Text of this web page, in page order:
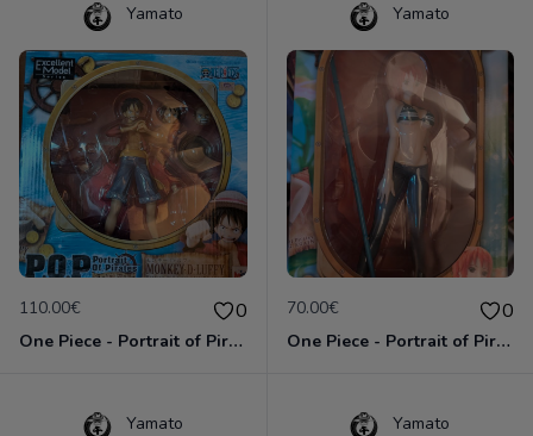
Yamato
110.00€ 0
One Piece - Portrait of Pirates - Monkey D. Luffy - Sailing Again
Yamato
70.00€ 0
One Piece - Portrait of Pirates - Nami - Sailing Again
Yamato Yamato